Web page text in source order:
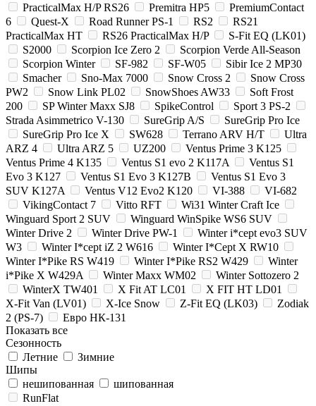
PracticalMax H/P RS26
Premitra HP5
PremiumContact
6
Quest-X Road Runner PS-1 RS2
RS21
PracticalMax HT
RS26 PracticalMax H/P
S-Fit EQ (LK01)
S2000
Scorpion Ice Zero 2
Scorpion Verde All-Season
Scorpion Winter
SF-982 SF-W05
Sibir Ice 2 MP30
Smacher
Sno-Max 7000 Snow Cross 2
Snow Cross
PW2
Snow Link PL02 SnowShoes AW33
Soft Frost
200
SP Winter Maxx SJ8 SpikeControl
Sport 3 PS-2
Strada Asimmetrico V-130
SureGrip A/S
SureGrip Pro Ice
SureGrip Pro Ice X
SW628 Terrano ARV H/T
Ultra
ARZ 4
Ultra ARZ 5 UZ200
Ventus Prime 3 K125
Ventus Prime 4 K135
Ventus S1 evo 2 K117A
Ventus S1
Evo 3 K127
Ventus S1 Evo 3 K127B
Ventus S1 Evo 3
SUV K127A
Ventus V12 Evo2 K120 VI-388
VI-682
VikingContact 7
Vitto RFT
Wi31 Winter Craft Ice
Winguard Sport 2 SUV
Winguard WinSpike WS6 SUV
Winter Drive 2
Winter Drive PW-1
Winter i*cept evo3 SUV
W3
Winter I*cept iZ 2 W616
Winter I*Cept X RW10
Winter I*Pike RS W419
Winter I*Pike RS2 W429
Winter
i*Pike X W429A
Winter Maxx WM02
Winter Sottozero 2
WinterX TW401
X Fit AT LC01
X FIT HT LD01
X-Fit Van (LV01)
X-Ice Snow Z-Fit EQ (LK03)
Zodiak
2 (PS-7)
Евро НК-131
Показать все
Сезонность
Летние
Зимние
Шипы
нешипованная
шипованная
RunFlat